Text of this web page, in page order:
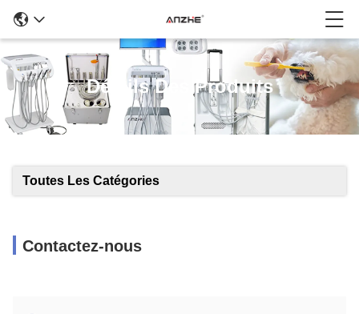
Détails Des Produits
Toutes Les Catégories
Contactez-nous